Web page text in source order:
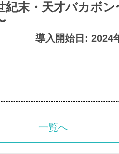
紀末・天才バカボン
導入開始日: 2024
一覧へ